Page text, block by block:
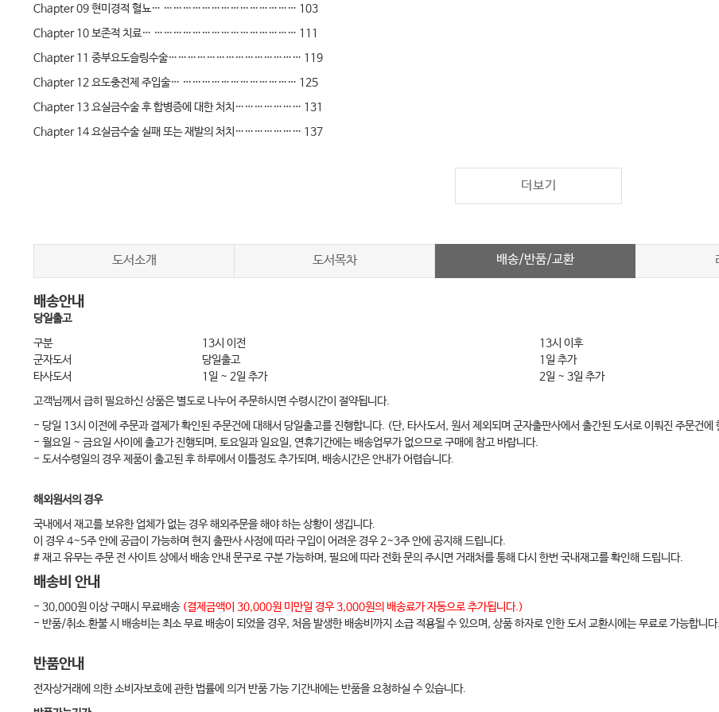
Chapter 09 현미경적 혈뇨… …………………………………… 103
Chapter 10 보존적 치료… ……………………………………… 111
Chapter 11 중부요도슬링수술…………………………………… 119
Chapter 12 요도충전제 주입술… ……………………………… 125
Chapter 13 요실금수술 후 합병증에 대한 처치………………… 131
Chapter 14 요실금수술 실패 또는 재발의 처치………………… 137
Chapter 16 진단적 평가… ……………………………………… 167
Chapter 17 비수술적 치료… …………………………………… 175
Chapter 19 질폐쇄술……………………………………………… 197
Chapter 20 자궁을 보전하는 자궁거상술… …………………… 205
Chapter 21 질첨부 지지술… …………………………………… 213
Chapter 22 전질벽교정술………………………………………… 223
Chapter 23 후질벽교정술………………………………………… 241
Chapter 25 골반장기탈출증수술 전 후 관리…………………… 263
Chapter 26 메쉬를 이용한 수술 후 발생한 합병증의 처치… … 273
Index ………………………………………………………… 279
더보기
도서소개 도서목차 배송/반품/교환
배송안내
당일출고
구분
13시 이전
13시 이후
군자도서
당일출고
1일 추가
타사도서
1일 ~ 2일 추가
2일 ~ 3일 추가
고객님께서 급히 필요하신 상품은 별도로 나누어 주문하시면 수령시간이 절약됩니다.
- 당일 13시 이전에 주문과 결제가 확인된 주문건에 대해서 당일출고를 진행합니다. (단, 타사도서, 원서 제외되며 군자출판사에서 출간된 도서로 이뤄진 주문건에
- 월요일 ~ 금요일 사이에 출고가 진행되며, 토요일과 일요일, 연휴기간에는 배송업무가 없으므로 구매에 참고 바랍니다.
- 도서수령일의 경우 제품이 출고된 후 하루에서 이틀정도 추가되며, 배송시간은 안내가 어렵습니다.
해외원서의 경우
국내에서 재고를 보유한 업체가 없는 경우 해외주문을 해야 하는 상황이 생깁니다.
이 경우 4~5주 안에 공급이 가능하며 현지 출판사 사정에 따라 구입이 어려운 경우 2~3주 안에 공지해 드립니다.
# 재고 유무는 주문 전 사이트 상에서 배송 안내 문구로 구분 가능하며, 필요에 따라 전화 문의 주시면 거래처를 통해 다시 한번 국내재고를 확인해 드립니다.
배송비 안내
- 30,000원 이상 구매시 무료배송 (결제금액이 30,000원 미만일 경우 3,000원의 배송료가 자동으로 추가됩니다.)
- 반품/취소.환불 시 배송비는 최소 무료 배송이 되었을 경우, 처음 발생한 배송비까지 소급 적용될 수 있으며, 상품 하자로 인한 도서 교환시에는 무료로 가능합니다.
반품안내
전자상거래에 의한 소비자보호에 관한 법률에 의거 반품 가능 기간내에는 반품을 요청하실 수 있습니다.